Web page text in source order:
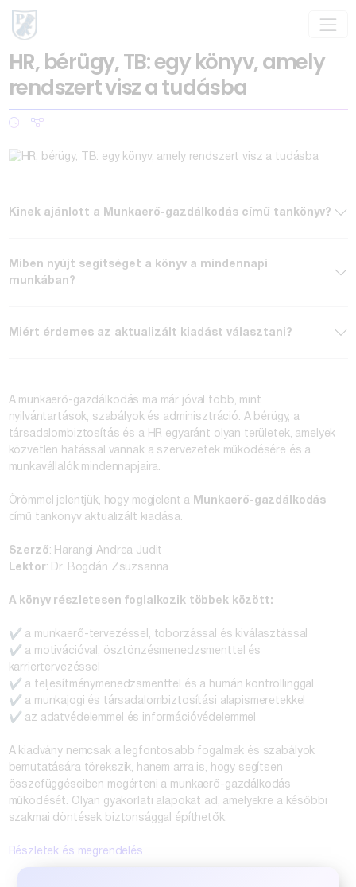
HR, bérügy, TB: egy könyv, amely
rendszert visz a tudásba
Kinek ajánlott a Munkaerő-gazdálkodás című tankönyv?
Miben nyújt segítséget a könyv a mindennapi
munkában?
Miért érdemes az aktualizált kiadást választani?
A munkaerő-gazdálkodás ma már jóval több, mint
nyilvántartások, szabályok és adminisztráció. A bérügy, a
társadalombiztosítás és a HR egyaránt olyan területek, amelyek
közvetlen hatással vannak a szervezetek működésére és a
munkavállalók mindennapjaira.
Örömmel jelentjük, hogy megjelent a
Munkaerő-gazdálkodás
című tankönyv aktualizált kiadása.
Szerző: Harangi Andrea Judit
Lektor: Dr. Bogdán Zsuzsanna
A könyv részletesen foglalkozik többek között:
✔️ a munkaerő-tervezéssel, toborzással és kiválasztással
✔️ a motivációval, ösztönzésmenedzsmenttel és
karriertervezéssel
✔️ a teljesítménymenedzsmenttel és a humán kontrollinggal
✔️ a munkajogi és társadalombiztosítási alapismeretekkel
✔️ az adatvédelemmel és információvédelemmel
A kiadvány nemcsak a legfontosabb fogalmak és szabályok
bemutatására törekszik, hanem arra is, hogy segítsen
összefüggéseiben megérteni a munkaerő-gazdálkodás
működését. Olyan gyakorlati alapokat ad, amelyekre a későbbi
szakmai döntések biztonsággal építhetők.
Részletek és megrendelés